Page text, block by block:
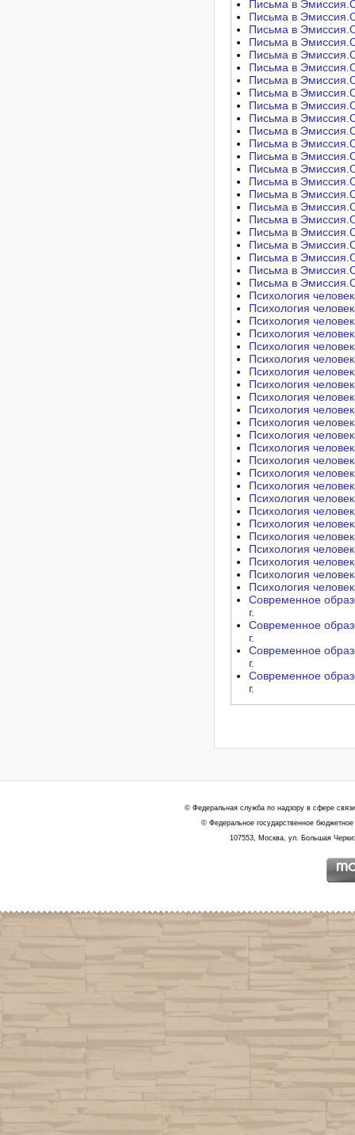
Письма в
Письма в
Письма в
Письма в
Письма в
Письма в
Письма в
Письма в
Письма в
Письма в
Письма в
Письма в
Письма в
Письма в
Письма в
Письма в
Письма в
Письма в
Письма в
Письма в
Письма в
Письма в
Письма в
Психология
Психология
Психология
Психология
Психология
Психология
Психология
Психология
Психология
Психология
Психология
Психология
Психология
Психология
Психология
Психология
Психология
Психология
Психология
Психология
Психология
Психология
Психология
Психология
Современное
г.
Современное
г.
Современное
г.
Современное
г.
© Федеральная служба по надзору в сфере
© Федеральное государственное
107553, Москва, ул. Большая